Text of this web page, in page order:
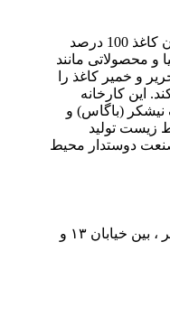
دیبای شوشتر یکی از معدود تولیدکنندگان کاغذ 100 درصد
و محصولاتی مانند
و خمیر کاغذ را
این کارخانه
نیشکر (باگاس) و
زیست تولید
دوستدار محیط
میدان آرژانتین ، خیابان احمد قصیر ، بین خیابان ۱۳ و